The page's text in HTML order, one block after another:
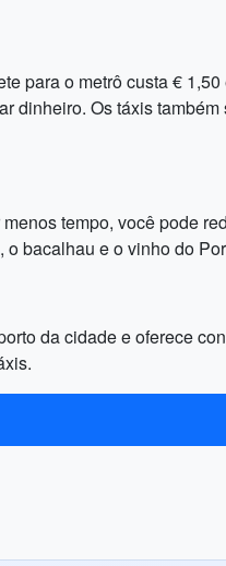
para o metrô custa €
dinheiro. Os táxis
tempo, você pode
bacalhau e o vinho do
da cidade e oferece